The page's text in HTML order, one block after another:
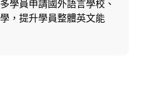
學員申請國外語言學校、
，提升學員整體英文能